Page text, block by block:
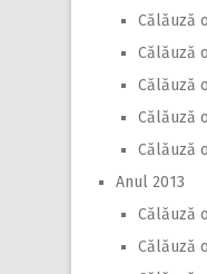
Călăuză
Călăuză
Călăuză
Călăuză
Călăuză
Anul 2013
Călăuză
Călăuză